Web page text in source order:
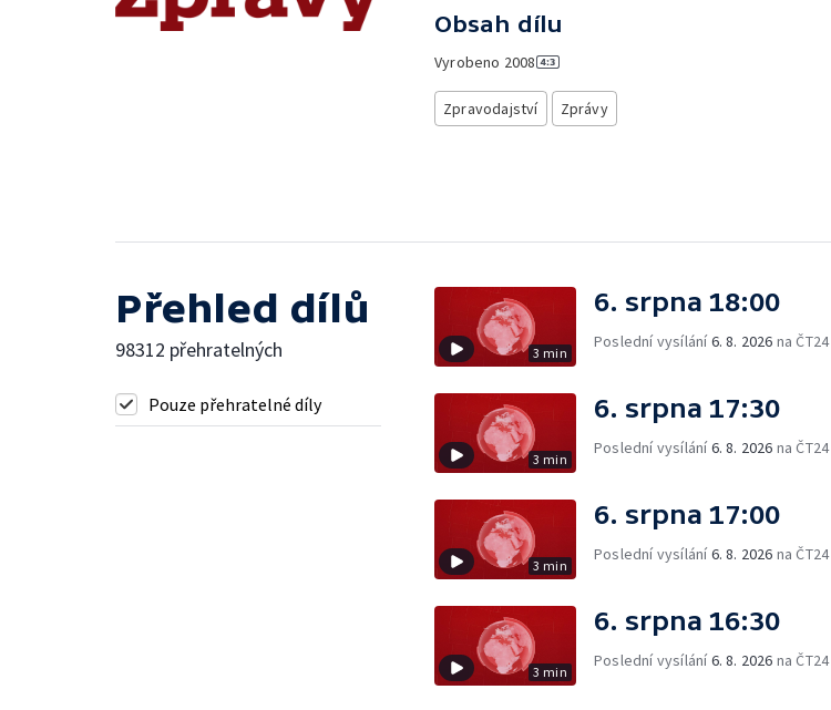
Obsah dílu
Vyrobeno 2008
Zpravodajství Zprávy
Přehled dílů
98312 přehratelných
Pouze přehratelné díly
3 min
6. srpna 18:00
Poslední vysílání6. 8. 2026 na ČT24
3 min
6. srpna 17:30
Poslední vysílání6. 8. 2026 na ČT24
3 min
6. srpna 17:00
Poslední vysílání6. 8. 2026 na ČT24
3 min
6. srpna 16:30
Poslední vysílání6. 8. 2026 na ČT24